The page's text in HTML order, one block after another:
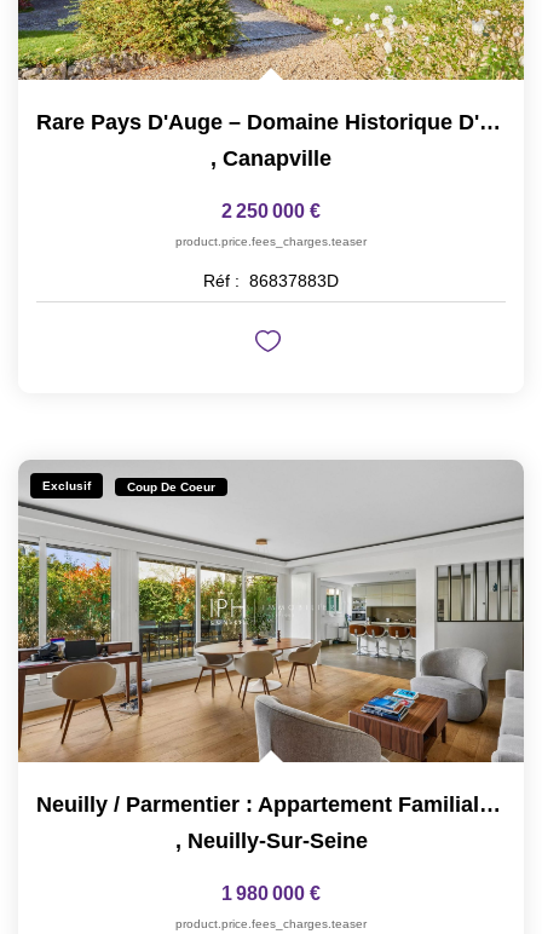
Rare Pays D'Auge – Domaine Historique D'exception Aux...
, Canapville
2 250 000 €
product.price.fees_charges.teaser
Réf : 86837883D
Exclusif Coup De Coeur
Neuilly / Parmentier : Appartement Familial Full Pasteur,...
, Neuilly-Sur-Seine
1 980 000 €
product.price.fees_charges.teaser